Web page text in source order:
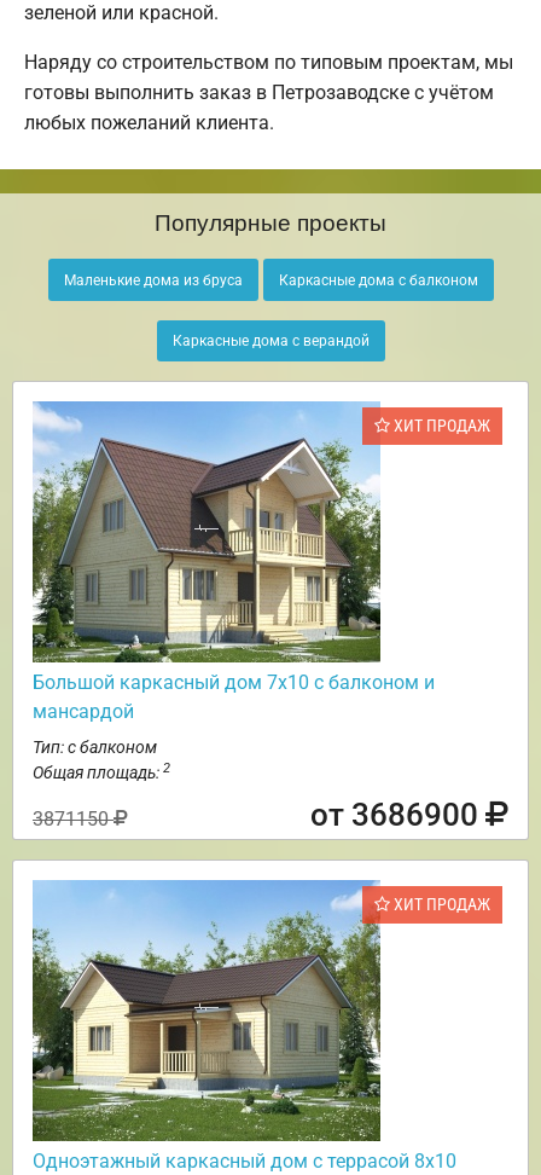
зеленой или красной.
Наряду со строительством по типовым проектам, мы
готовы выполнить заказ в Петрозаводске с учётом
любых пожеланий клиента.
Популярные проекты
Маленькие дома из бруса Каркасные дома с балконом
Каркасные дома с верандой
ХИТ ПРОДАЖ
Большой каркасный дом 7х10 с балконом и
мансардой
Тип: с балконом
Общая площадь: 2
3871150 от 3686900
ХИТ ПРОДАЖ
Одноэтажный каркасный дом с террасой 8х10